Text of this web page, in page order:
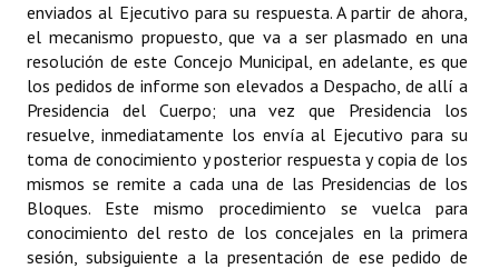
Periodistas Decanos - Registro
Ciudadano Ilustre - Registro
Banca del Vecino - Registro
Huéspedes de Honor - Registro
Antiguos Pobladores - Registro
Reconocimientos - Registro
enviados al Ejecutivo para su respuesta. A partir de ahora,
el mecanismo propuesto, que va a ser plasmado en una
resolución de este Concejo Municipal, en adelante, es que
los pedidos de informe son elevados a Despacho, de allí a
Presidencia del Cuerpo; una vez que Presidencia los
resuelve, inmediatamente los envía al Ejecutivo para su
toma de conocimiento y posterior respuesta y copia de los
mismos se remite a cada una de las Presidencias de los
Bloques. Este mismo procedimiento se vuelca para
conocimiento del resto de los concejales en la primera
sesión, subsiguiente a la presentación de ese pedido de